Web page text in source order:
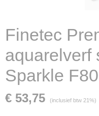
Finetec
aquarelverf
Sparkle
€ 53,75 (inclusief btw 21%)